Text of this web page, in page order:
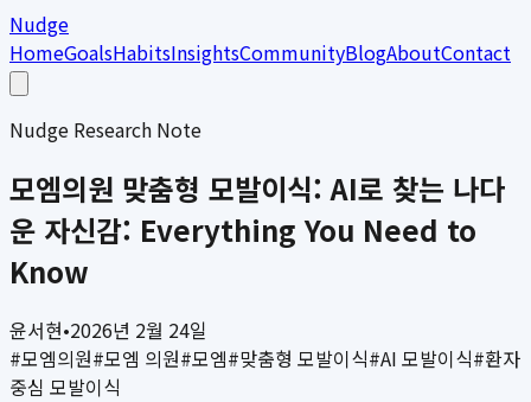
Nudge
HomeGoalsHabitsInsightsCommunityBlogAboutContact
Nudge Research Note
모엠의원 맞춤형 모발이식: AI로 찾는 나다
운 자신감: Everything You Need to
Know
윤서현•2026년 2월 24일
#모엠의원#모엠 의원#모엠#맞춤형 모발이식#AI 모발이식#환자
중심 모발이식